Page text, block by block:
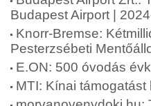
Budapest Airport |
Knorr-Bremse:
Pesterzsébeti
E.ON: 500 óvodás
MTI: Kínai